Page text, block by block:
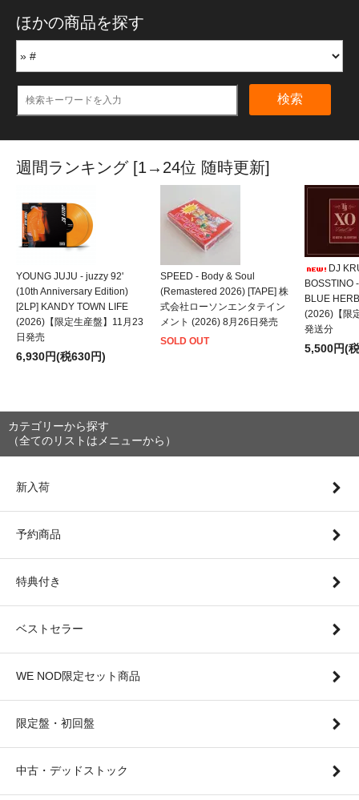
ほかの商品を探す
検索
週間ランキング [1→24位 随時更新]
YOUNG JUJU - juzzy 92'
(10th Anniversary Edition)
[2LP] KANDY TOWN LIFE
(2026)【限定生産盤】11月23
日発売
6,930円(税630円)
SPEED - Body & Soul
(Remastered 2026) [TAPE] 株
式会社ローソンエンタテイン
メント (2026) 8月26日発売
SOLD OUT
DJ
BOSSTINO
BLUE
(2026)【限
発送分
5,500円(
カテゴリーから探す
（全てのリストはメニューから）
新入荷
予約商品
特典付き
ベストセラー
WE NOD限定セット商品
限定盤・初回盤
中古・デッドストック